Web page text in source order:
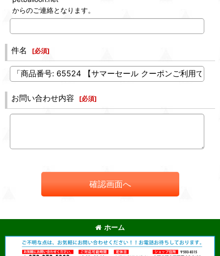
からのご連絡となります。
件名 [必須]
お問い合わせ内容 [必須]
確認画面へ
ホーム